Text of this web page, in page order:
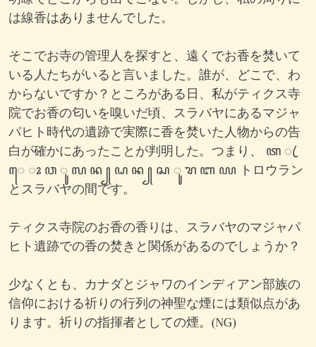
は線香はありませんでした。
そこでお寺の管理人を探すと、遠くでお香を焚いて
いる人たちがいると言いました。誰が、どこで、わ
からないですか？ところがある日、私がティクス寺
院でお香の匂いを嗅いだ頃、スラバヤにあるマジャ
パヒト時代の遺跡で実際に香を焚いた人物からの告
白が確かにあったことが判明した。つまり、 ꦠ ꦿ
ꦺ ꦴ ꦮ ꦸ ꦭ ꦤ ꧀ ꦝ ꦤ ꧀ ꦱ ꦸ ꦫ ꦧ ꦪ トロウラン
とスラバヤの間です。
ティクス寺院のお香の香りは、スラバヤのマジャパ
ヒト遺跡での香の焚きと関係があるのでしょうか？
少なくとも、カナダとジャワのインディアン部族の
信仰における祈りの行列の神聖な煙には類似点があ
ります。祈りの指揮者としての煙。(NG)